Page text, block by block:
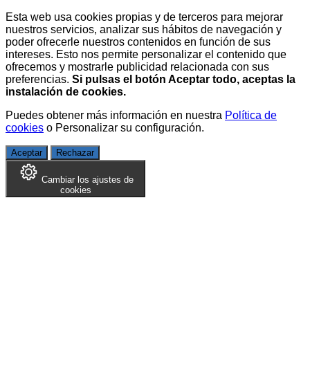
Esta web usa cookies propias y de terceros para mejorar
nuestros servicios, analizar sus hábitos de navegación y
poder ofrecerle nuestros contenidos en función de sus
intereses. Esto nos permite personalizar el contenido que
ofrecemos y mostrarle publicidad relacionada con sus
preferencias. Si pulsas el botón Aceptar todo, aceptas la
instalación de cookies.
Puedes obtener más información en nuestra Política de
cookies o Personalizar su configuración.
Aceptar Rechazar
Cambiar los ajustes de
cookies